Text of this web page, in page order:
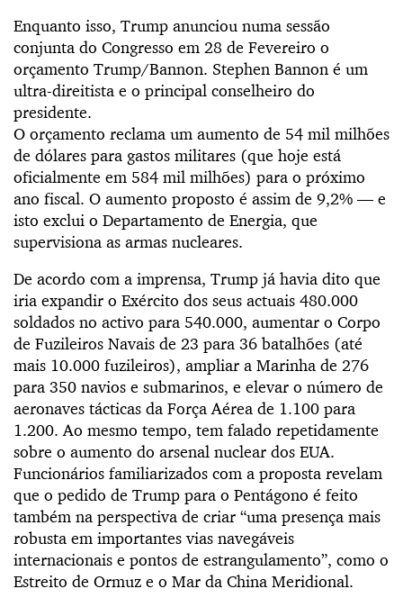
Enquanto isso, Trump anunciou numa sessão
conjunta do Congresso em 28 de Fevereiro o
orçamento Trump/Bannon. Stephen Bannon é um
ultra-direitista e o principal conselheiro do
presidente.
O orçamento reclama um aumento de 54 mil milhões
de dólares para gastos militares (que hoje está
oficialmente em 584 mil milhões) para o próximo
ano fiscal. O aumento proposto é assim de 9,2% — e
isto exclui o Departamento de Energia, que
supervisiona as armas nucleares.
De acordo com a imprensa, Trump já havia dito que
iria expandir o Exército dos seus actuais 480.000
soldados no activo para 540.000, aumentar o Corpo
de Fuzileiros Navais de 23 para 36 batalhões (até
mais 10.000 fuzileiros), ampliar a Marinha de 276
para 350 navios e submarinos, e elevar o número de
aeronaves tácticas da Força Aérea de 1.100 para
1.200. Ao mesmo tempo, tem falado repetidamente
sobre o aumento do arsenal nuclear dos EUA.
Funcionários familiarizados com a proposta revelam
que o pedido de Trump para o Pentágono é feito
também na perspectiva de criar “uma presença mais
robusta em importantes vias navegáveis
internacionais e pontos de estrangulamento”, como o
Estreito de Ormuz e o Mar da China Meridional.